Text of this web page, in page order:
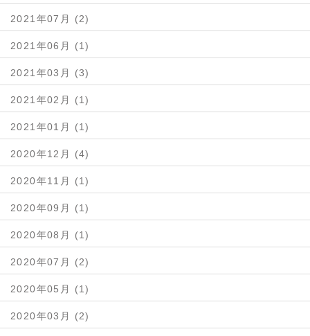
2021年07月 (2)
2021年06月 (1)
2021年03月 (3)
2021年02月 (1)
2021年01月 (1)
2020年12月 (4)
2020年11月 (1)
2020年09月 (1)
2020年08月 (1)
2020年07月 (2)
2020年05月 (1)
2020年03月 (2)